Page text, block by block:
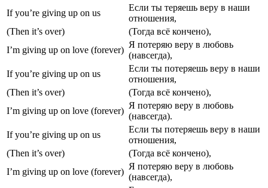
If you’re giving up on us
Если ты теряешь веру в наши
отношения,
(Then it’s over)
(Тогда всё кончено),
I’m giving up on love (forever)
Я потеряю веру в любовь
(навсегда),
If you’re giving up on us
Если ты потеряешь веру в наши
отношения,
(Then it’s over)
(Тогда всё кончено),
I’m giving up on love (forever)
Я потеряю веру в любовь
(навсегда).
If you’re giving up on us
Если ты потеряешь веру в наши
отношения,
(Then it’s over)
(Тогда всё кончено),
I’m giving up on love (forever)
Я потеряю веру в любовь
(навсегда),